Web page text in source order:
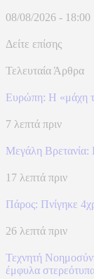
08/08/2026 - 18:00
Δείτε επίσης
Τελευταία Άρθρα
Ευρώπη: H «μάχη
7 λεπτά πριν
Μεγάλη Βρετανία:
17 λεπτά πριν
Πάρος: Πνίγηκε
26 λεπτά πριν
Τεχνητή
έμφυλα